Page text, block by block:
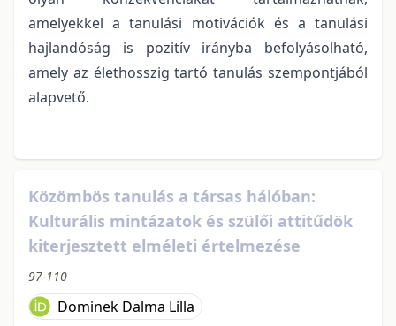
amelyekkel a tanulási motivációk és a tanulási
hajlandóság is pozitív irányba befolyásolható,
amely az élethosszig tartó tanulás szempontjából
alapvető.
Közömbös tanulás a társas hálóban:
Kulturális mintázatok és szülői attitűdök
kiterjesztett elméleti értelmezése
97-110
Dominek Dalma Lilla